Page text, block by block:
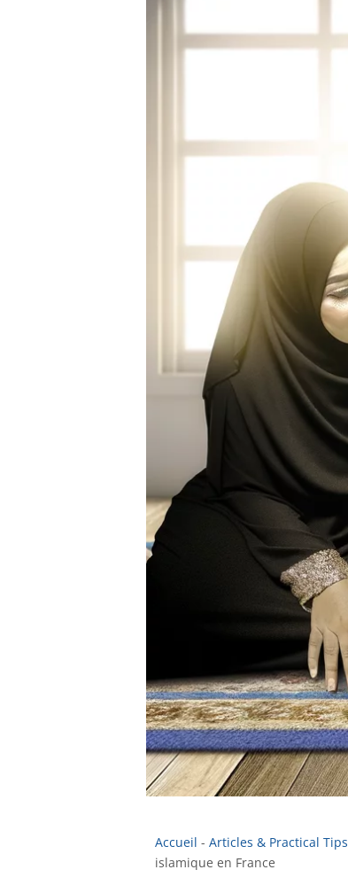
Accueil -Articles & Practical Tips
islamique en France